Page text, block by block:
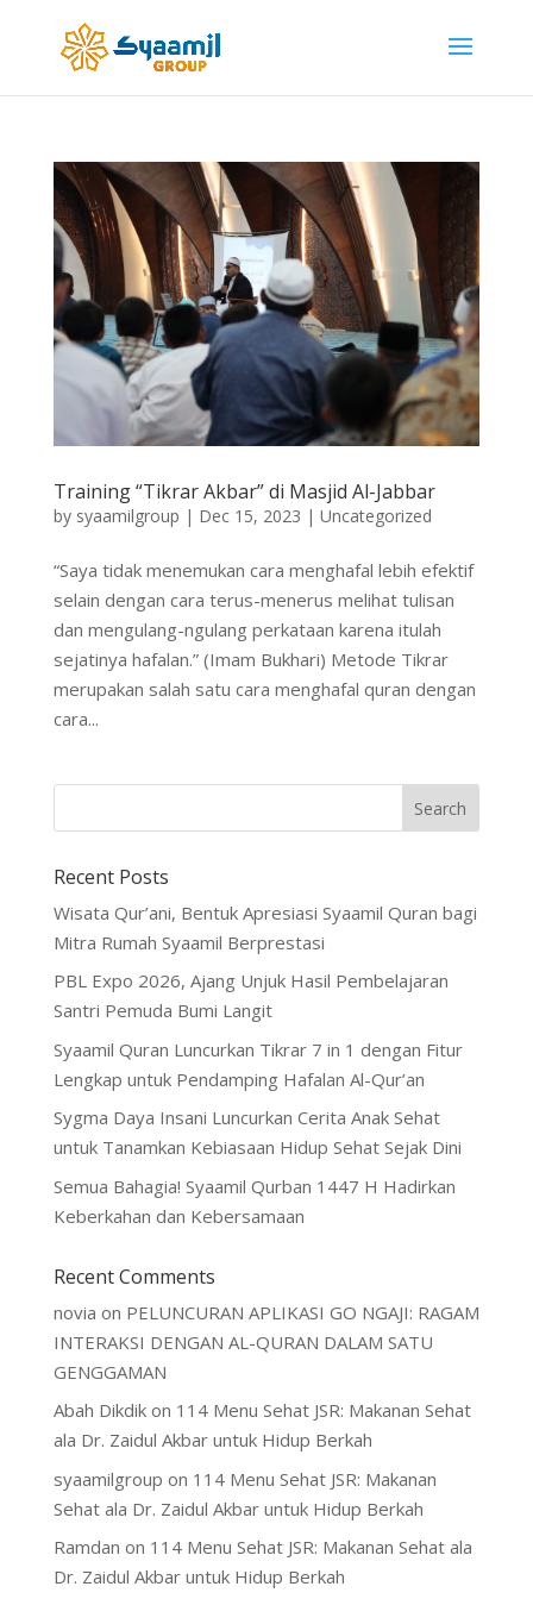
Training “Tikrar Akbar” di Masjid Al-Jabbar
by syaamilgroup | Dec 15, 2023 | Uncategorized
“Saya tidak menemukan cara menghafal lebih efektif
selain dengan cara terus-menerus melihat tulisan
dan mengulang-ngulang perkataan karena itulah
sejatinya hafalan.” (Imam Bukhari) Metode Tikrar
merupakan salah satu cara menghafal quran dengan
cara...
Recent Posts
Wisata Qur’ani, Bentuk Apresiasi Syaamil Quran bagi
Mitra Rumah Syaamil Berprestasi
PBL Expo 2026, Ajang Unjuk Hasil Pembelajaran
Santri Pemuda Bumi Langit
Syaamil Quran Luncurkan Tikrar 7 in 1 dengan Fitur
Lengkap untuk Pendamping Hafalan Al-Qur’an
Sygma Daya Insani Luncurkan Cerita Anak Sehat
untuk Tanamkan Kebiasaan Hidup Sehat Sejak Dini
Semua Bahagia! Syaamil Qurban 1447 H Hadirkan
Keberkahan dan Kebersamaan
Recent Comments
novia on PELUNCURAN APLIKASI GO NGAJI: RAGAM
INTERAKSI DENGAN AL-QURAN DALAM SATU
GENGGAMAN
Abah Dikdikon 114 Menu Sehat JSR: Makanan Sehat
ala Dr. Zaidul Akbar untuk Hidup Berkah
syaamilgroup on 114 Menu Sehat JSR: Makanan
Sehat ala Dr. Zaidul Akbar untuk Hidup Berkah
Ramdan on 114 Menu Sehat JSR: Makanan Sehat ala
Dr. Zaidul Akbar untuk Hidup Berkah